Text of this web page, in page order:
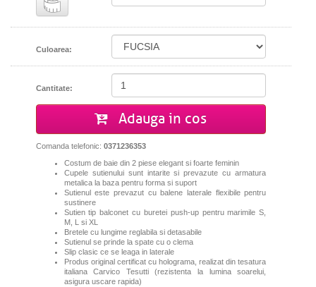
Culoarea:
Cantitate:
Adauga in cos
Comanda telefonic: 0371236353
Costum de baie din 2 piese elegant si foarte feminin
Cupele sutienului sunt intarite si prevazute cu armatura
metalica la baza pentru forma si suport
Sutienul este prevazut cu balene laterale flexibile pentru
sustinere
Sutien tip balconet cu buretei push-up pentru marimile S,
M, L si XL
Bretele cu lungime reglabila si detasabile
Sutienul se prinde la spate cu o clema
Slip clasic ce se leaga in laterale
Produs original certificat cu holograma, realizat din tesatura
italiana Carvico Tesutti (rezistenta la lumina soarelui,
asigura uscare rapida)